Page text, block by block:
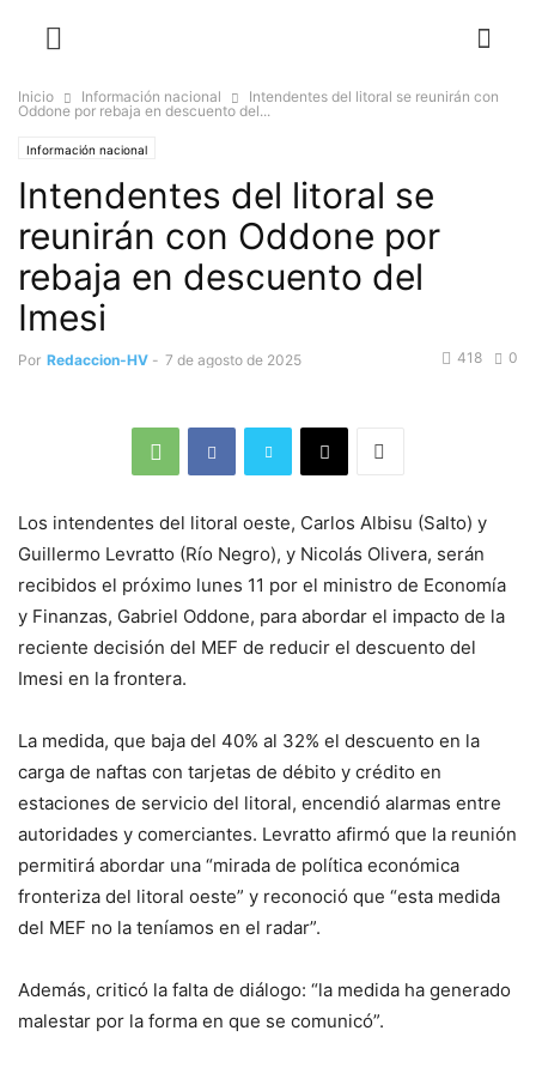
Inicio Información nacional
Intendentes del litoral se reunirán con
Oddone por rebaja en descuento del...
Información nacional
Intendentes del litoral se
reunirán con Oddone por
rebaja en descuento del
Imesi
Por Redaccion-HV - 7 de agosto de 2025 0
418
Los intendentes del litoral oeste, Carlos Albisu (Salto) y
Guillermo Levratto (Río Negro), y Nicolás Olivera, serán
recibidos el próximo lunes 11 por el ministro de Economía
y Finanzas, Gabriel Oddone, para abordar el impacto de la
reciente decisión del MEF de reducir el descuento del
Imesi en la frontera.
La medida, que baja del 40% al 32% el descuento en la
carga de naftas con tarjetas de débito y crédito en
estaciones de servicio del litoral, encendió alarmas entre
autoridades y comerciantes. Levratto afirmó que la reunión
permitirá abordar una “mirada de política económica
fronteriza del litoral oeste” y reconoció que “esta medida
del MEF no la teníamos en el radar”.
Además, criticó la falta de diálogo: “la medida ha generado
malestar por la forma en que se comunicó”.